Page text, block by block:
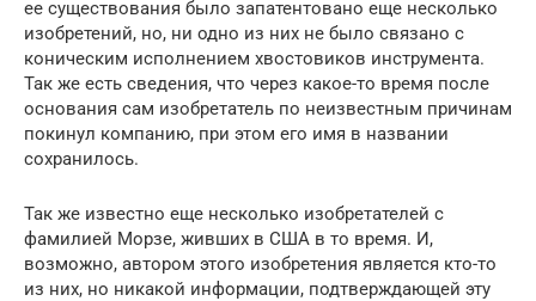
ее существования было запатентовано еще несколько
изобретений, но, ни одно из них не было связано с
коническим исполнением хвостовиков инструмента.
Так же есть сведения, что через какое-то время после
основания сам изобретатель по неизвестным причинам
покинул компанию, при этом его имя в названии
сохранилось.
Так же известно еще несколько изобретателей с
фамилией Морзе, живших в США в то время. И,
возможно, автором этого изобретения является кто-то
из них, но никакой информации, подтверждающей эту